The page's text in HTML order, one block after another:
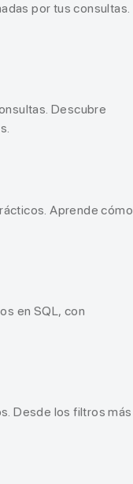
por tus consultas.
Descubre
Aprende cómo
en SQL, con
Desde los filtros más